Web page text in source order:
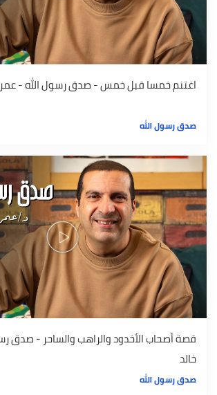
اغتنم خمسا قبل خمس - صدق رسول الله -
صدق رسول الله
قصة أصحاب الأخدود والراهب والساحر - صدق
خالد
صدق رسول الله